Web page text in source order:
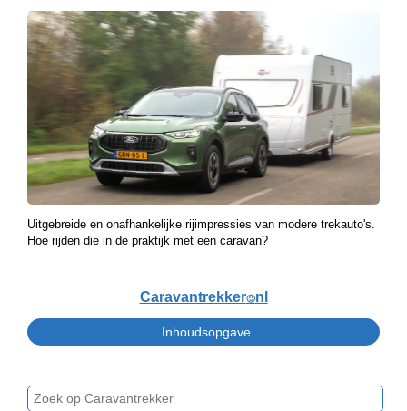
Uitgebreide en onafhankelijke rijimpressies van modere trekauto's.
Hoe rijden die in de praktijk met een caravan?
Caravantrekker🙂nl